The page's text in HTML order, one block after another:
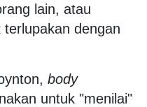
lain, atau
dengan
body
untuk "menilai"